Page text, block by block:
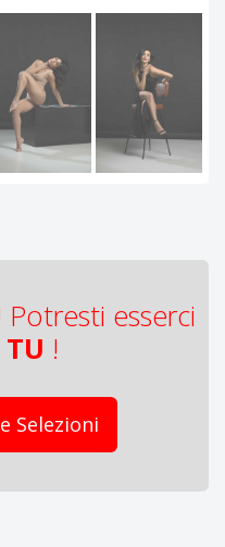
esserci
!
Selezioni